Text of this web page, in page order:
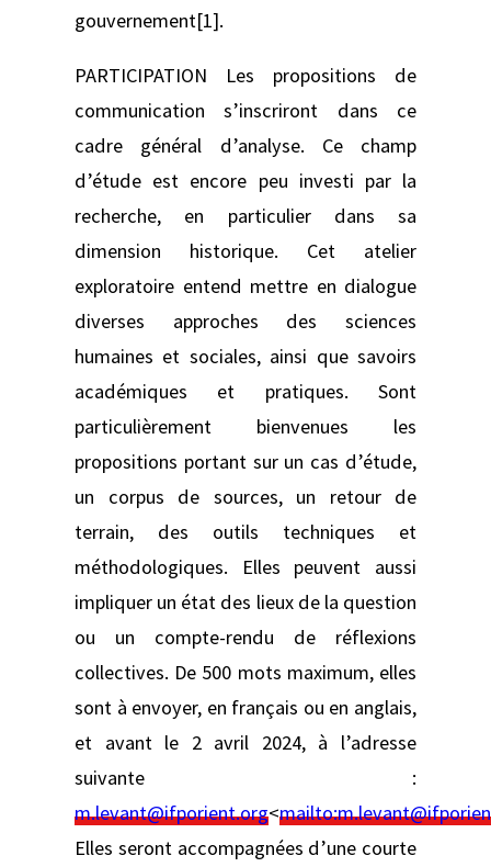
gouvernement[1].
PARTICIPATION Les propositions de
communication s’inscriront dans ce
cadre général d’analyse. Ce champ
d’étude est encore peu investi par la
recherche, en particulier dans sa
dimension historique. Cet atelier
exploratoire entend mettre en dialogue
diverses approches des sciences
humaines et sociales, ainsi que savoirs
académiques et pratiques. Sont
particulièrement bienvenues les
propositions portant sur un cas d’étude,
un corpus de sources, un retour de
terrain, des outils techniques et
méthodologiques. Elles peuvent aussi
impliquer un état des lieux de la question
ou un compte-rendu de réflexions
collectives. De 500 mots maximum, elles
sont à envoyer, en français ou en anglais,
et avant le 2 avril 2024, à l’adresse
suivante :
m.levant@ifporient.org<mailto:
Elles seront accompagnées d’une courte